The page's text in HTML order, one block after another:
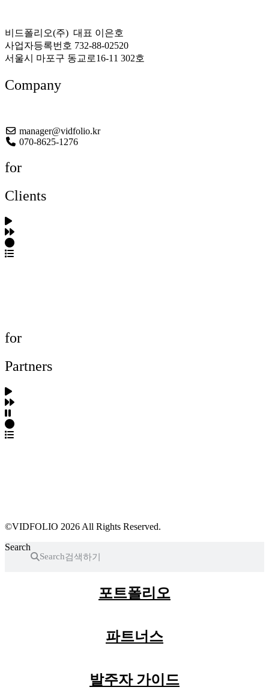
비드폴리오(주) 대표 이은호
사업자등록번호 732-88-02520
서울시 마포구 동교로16-11 302호
Company
manager@vidfolio.kr
070-8625-1276
for
Clients
for
Partners
©VIDFOLIO 2026 All Rights Reserved.
Search
Search
포트폴리오
파트너스
발주자 가이드